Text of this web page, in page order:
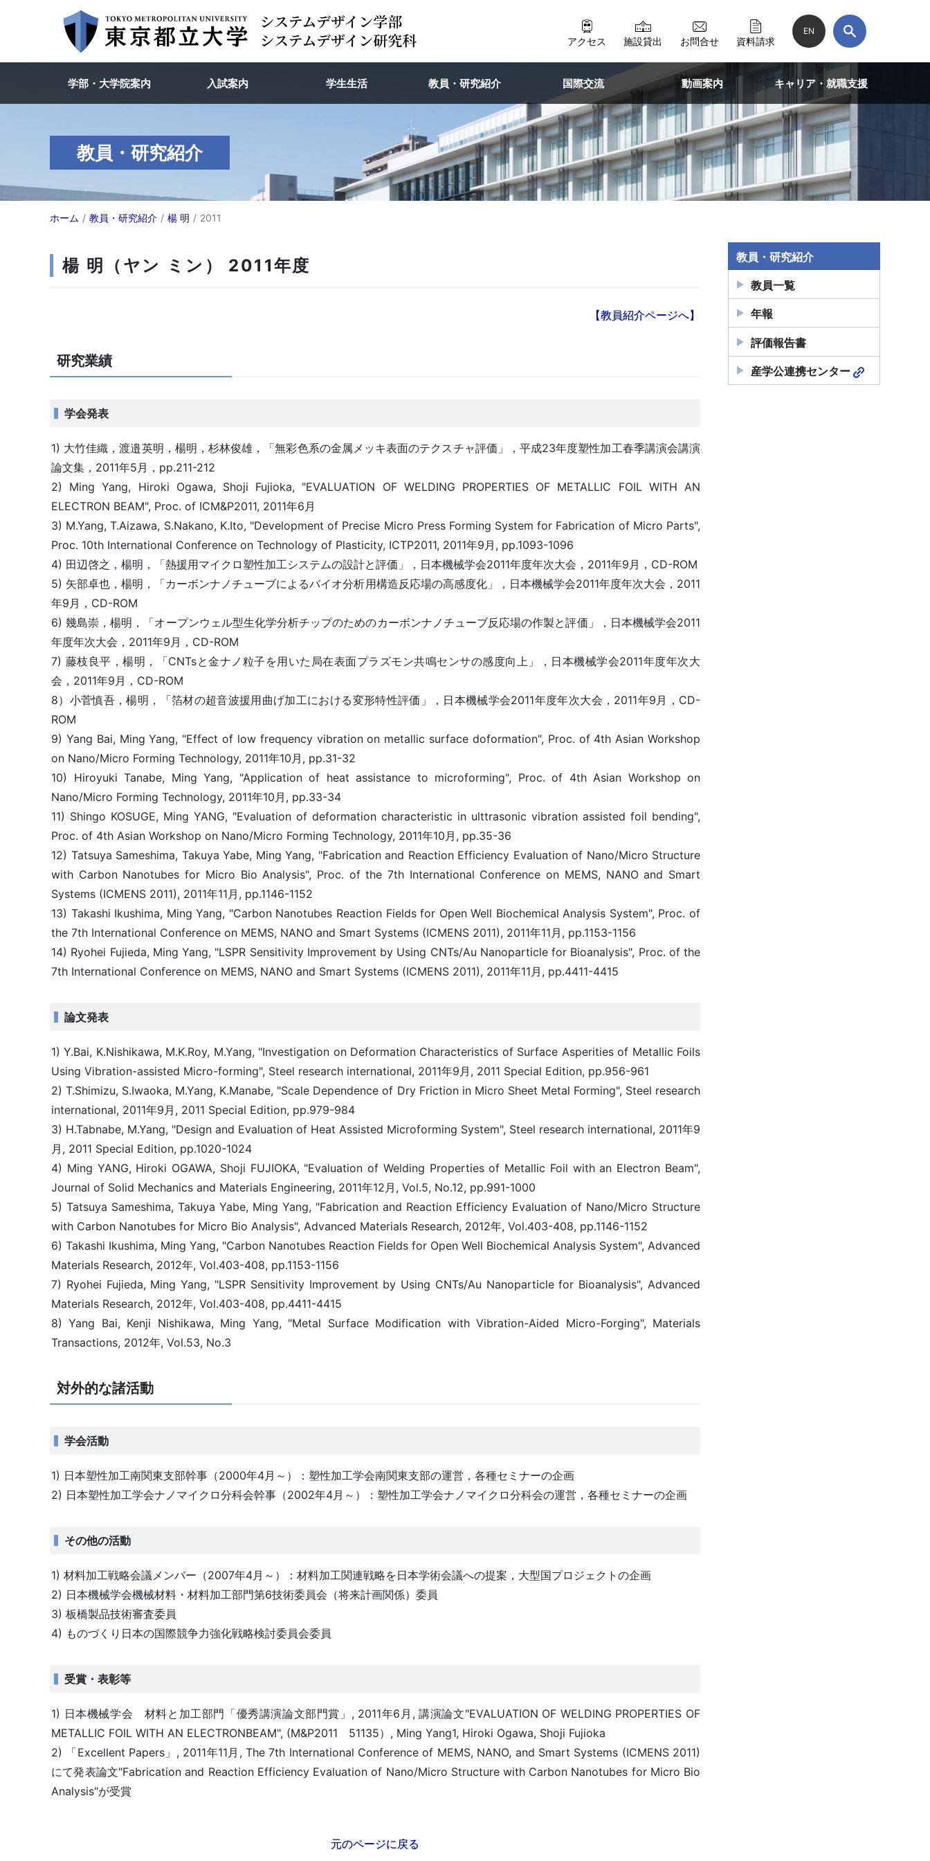
アクセス 施設貸出 お問合せ 資料請求
EN
学部・大学院案内 入試案内 学生生活 教員・研究紹介 国際交流 動画案内 キャリア・就職支援
教員・研究紹介
ホーム 教員・研究紹介 楊 明 2011
楊 明（ヤン ミン） 2011年度
【教員紹介ページへ】
研究業績
学会発表
1) 大竹佳織，渡邉英明，楊明，杉林俊雄，「無彩色系の金属メッキ表面のテクスチャ評価」，平成23年度塑性加工春季講演会講演
論文集，2011年5月，pp.211-212
2) Ming Yang, Hiroki Ogawa, Shoji Fujioka, "EVALUATION OF WELDING PROPERTIES OF METALLIC FOIL WITH AN
ELECTRON BEAM", Proc. of ICM&P2011, 2011年6月
3) M.Yang, T.Aizawa, S.Nakano, K.Ito, "Development of Precise Micro Press Forming System for Fabrication of Micro Parts",
Proc. 10th International Conference on Technology of Plasticity, ICTP2011, 2011年9月, pp.1093-1096
4) 田辺啓之，楊明，「熱援用マイクロ塑性加工システムの設計と評価」，日本機械学会2011年度年次大会，2011年9月，CD-ROM
5) 矢部卓也，楊明，「カーボンナノチューブによるバイオ分析用構造反応場の高感度化」，日本機械学会2011年度年次大会，2011
年9月，CD-ROM
6) 幾島崇，楊明，「オープンウェル型生化学分析チップのためのカーボンナノチューブ反応場の作製と評価」，日本機械学会2011
年度年次大会，2011年9月，CD-ROM
7) 藤枝良平，楊明，「CNTsと金ナノ粒子を用いた局在表面プラズモン共鳴センサの感度向上」，日本機械学会2011年度年次大
会，2011年9月，CD-ROM
8）小菅慎吾，楊明，「箔材の超音波援用曲げ加工における変形特性評価」，日本機械学会2011年度年次大会，2011年9月，CD-
ROM
9) Yang Bai, Ming Yang, "Effect of low frequency vibration on metallic surface doformation", Proc. of 4th Asian Workshop
on Nano/Micro Forming Technology, 2011年10月, pp.31-32
10) Hiroyuki Tanabe, Ming Yang, "Application of heat assistance to microforming", Proc. of 4th Asian Workshop on
Nano/Micro Forming Technology, 2011年10月, pp.33-34
11) Shingo KOSUGE, Ming YANG, "Evaluation of deformation characteristic in ulttrasonic vibration assisted foil bending",
Proc. of 4th Asian Workshop on Nano/Micro Forming Technology, 2011年10月, pp.35-36
12) Tatsuya Sameshima, Takuya Yabe, Ming Yang, "Fabrication and Reaction Efficiency Evaluation of Nano/Micro Structure
with Carbon Nanotubes for Micro Bio Analysis", Proc. of the 7th International Conference on MEMS, NANO and Smart
Systems (ICMENS 2011), 2011年11月, pp.1146-1152
13) Takashi Ikushima, Ming Yang, "Carbon Nanotubes Reaction Fields for Open Well Biochemical Analysis System", Proc. of
the 7th International Conference on MEMS, NANO and Smart Systems (ICMENS 2011), 2011年11月, pp.1153-1156
14) Ryohei Fujieda, Ming Yang, "LSPR Sensitivity Improvement by Using CNTs/Au Nanoparticle for Bioanalysis", Proc. of the
7th International Conference on MEMS, NANO and Smart Systems (ICMENS 2011), 2011年11月, pp.4411-4415
論文発表
1) Y.Bai, K.Nishikawa, M.K.Roy, M.Yang, "Investigation on Deformation Characteristics of Surface Asperities of Metallic Foils
Using Vibration-assisted Micro-forming", Steel research international, 2011年9月, 2011 Special Edition, pp.956-961
2) T.Shimizu, S.Iwaoka, M.Yang, K.Manabe, "Scale Dependence of Dry Friction in Micro Sheet Metal Forming", Steel research
international, 2011年9月, 2011 Special Edition, pp.979-984
3) H.Tabnabe, M.Yang, "Design and Evaluation of Heat Assisted Microforming System", Steel research international, 2011年9
月, 2011 Special Edition, pp.1020-1024
4) Ming YANG, Hiroki OGAWA, Shoji FUJIOKA, "Evaluation of Welding Properties of Metallic Foil with an Electron Beam",
Journal of Solid Mechanics and Materials Engineering, 2011年12月, Vol.5, No.12, pp.991-1000
5) Tatsuya Sameshima, Takuya Yabe, Ming Yang, "Fabrication and Reaction Efficiency Evaluation of Nano/Micro Structure
with Carbon Nanotubes for Micro Bio Analysis", Advanced Materials Research, 2012年, Vol.403-408, pp.1146-1152
6) Takashi Ikushima, Ming Yang, "Carbon Nanotubes Reaction Fields for Open Well Biochemical Analysis System", Advanced
Materials Research, 2012年, Vol.403-408, pp.1153-1156
7) Ryohei Fujieda, Ming Yang, "LSPR Sensitivity Improvement by Using CNTs/Au Nanoparticle for Bioanalysis", Advanced
Materials Research, 2012年, Vol.403-408, pp.4411-4415
8) Yang Bai, Kenji Nishikawa, Ming Yang, "Metal Surface Modification with Vibration-Aided Micro-Forging", Materials
Transactions, 2012年, Vol.53, No.3
対外的な諸活動
学会活動
1) 日本塑性加工南関東支部幹事（2000年4月～）：塑性加工学会南関東支部の運営，各種セミナーの企画
2) 日本塑性加工学会ナノマイクロ分科会幹事（2002年4月～）：塑性加工学会ナノマイクロ分科会の運営，各種セミナーの企画
その他の活動
1) 材料加工戦略会議メンバー（2007年4月～）：材料加工関連戦略を日本学術会議への提案，大型国プロジェクトの企画
2) 日本機械学会機械材料・材料加工部門第6技術委員会（将来計画関係）委員
3) 板橋製品技術審査委員
4) ものづくり日本の国際競争力強化戦略検討委員会委員
受賞・表彰等
1) 日本機械学会 材料と加工部門「優秀講演論文部門賞」, 2011年6月, 講演論文"EVALUATION OF WELDING PROPERTIES OF
METALLIC FOIL WITH AN ELECTRONBEAM", (M&P2011 51135）, Ming Yang1, Hiroki Ogawa, Shoji Fujioka
2) 「Excellent Papers」, 2011年11月, The 7th International Conference of MEMS, NANO, and Smart Systems (ICMENS 2011)
にて発表論文"Fabrication and Reaction Efficiency Evaluation of Nano/Micro Structure with Carbon Nanotubes for Micro Bio
Analysis"が受賞
元のページに戻る
教員・研究紹介
教員一覧
年報
評価報告書
産学公連携センター